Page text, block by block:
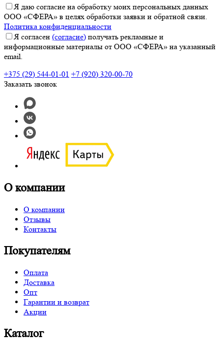
Я даю согласие на обработку моих персональных данных
ООО «СФЕРА» в целях обработки заявки и обратной связи.
Политика конфиденциальности
Я согласен (согласие) получать рекламные и
информационные материалы от ООО «СФЕРА» на указанный
email.
+375 (29) 544-01-01 +7 (920) 320-00-70
Заказать звонок
О компании
О компании
Отзывы
Контакты
Покупателям
Оплата
Доставка
Опт
Гарантии и возврат
Акции
Каталог